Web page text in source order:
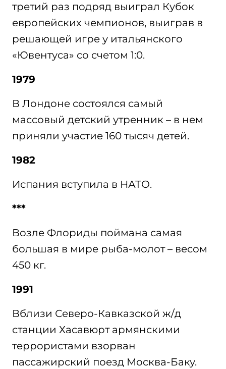
третий раз подряд выиграл Кубок
европейских чемпионов, выиграв в
решающей игре у итальянского
«Ювентуса» со счетом 1:0.
1979
В Лондоне состоялся самый
массовый детский утренник – в нем
приняли участие 160 тысяч детей.
1982
Испания вступила в НАТО.
***
Возле Флориды поймана самая
большая в мире рыба-молот – весом
450 кг.
1991
Вблизи Северо-Кавказской ж/д
станции Хасавюрт армянскими
террористами взорван
пассажирский поезд Москва-Баку.